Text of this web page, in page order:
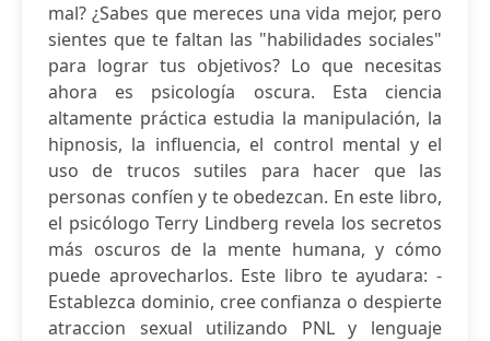
mal? ¿Sabes que mereces una vida mejor, pero
sientes que te faltan las "habilidades sociales"
para lograr tus objetivos? Lo que necesitas
ahora es psicología oscura. Esta ciencia
altamente práctica estudia la manipulación, la
hipnosis, la influencia, el control mental y el
uso de trucos sutiles para hacer que las
personas confíen y te obedezcan. En este libro,
el psicólogo Terry Lindberg revela los secretos
más oscuros de la mente humana, y cómo
puede aprovecharlos. Este libro te ayudara: -
Establezca dominio, cree confianza o despierte
atraccion sexual utilizando PNL y lenguaje